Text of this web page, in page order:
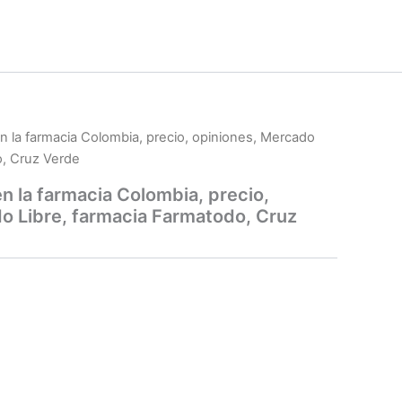
la farmacia Colombia, precio, opiniones, Mercado
Cruz Verde
la farmacia Colombia, precio,
Libre, farmacia Farmatodo, Cruz